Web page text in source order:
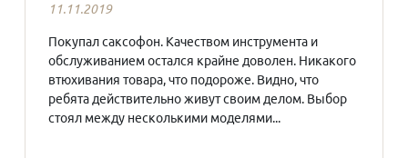
11.11.2019
Покупал саксофон. Качеством инструмента и
обслуживанием остался крайне доволен. Никакого
втюхивания товара, что подороже. Видно, что
ребята действительно живут своим делом. Выбор
стоял между несколькими моделями...